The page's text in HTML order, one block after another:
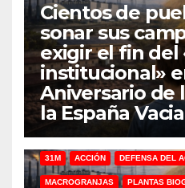
Cientos de
sonar sus
exigir el fin del
institucional»
Aniversario de
la España
31M ACCIÓN DEFENSA DEL
MACROGRANJAS PLANTAS